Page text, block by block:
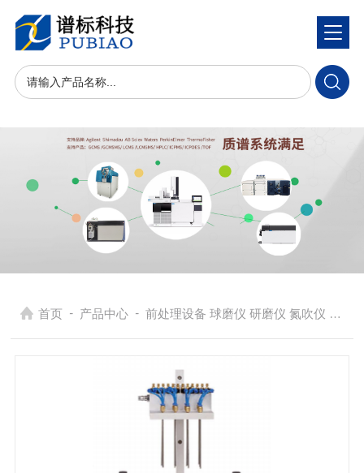
首页 - 产品中心 - 前处理设备 球磨仪 研磨仪 氮吹仪 固相萃取